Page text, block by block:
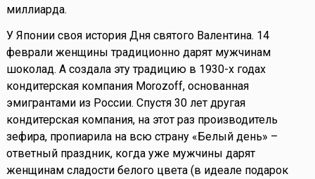
миллиарда.
У Японии своя история Дня святого Валентина. 14
феврали женщины традиционно дарят мужчинам
шоколад. А создала эту традицию в 1930-х годах
кондитерская компания Morozoff, основанная
эмигрантами из России. Спустя 30 лет другая
кондитерская компания, на этот раз производитель
зефира, пропиарила на всю страну «Белый день» –
ответный праздник, когда уже мужчины дарят
женщинам сладости белого цвета (в идеале подарок